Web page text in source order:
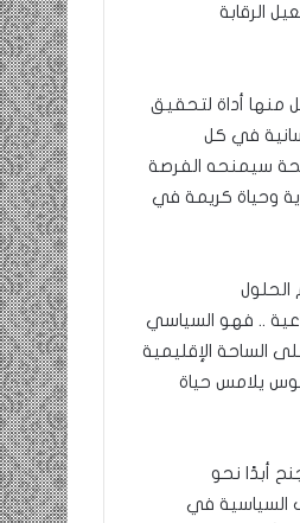
الرقابة
منها أداة لتحقيق
في كل
سيمنحه الفرصة
وحياة كريمة في
الحلول
.. فهو السياسي
الساحة الإقليمية
يلامس حياة
أبدًا نحو
السياسية في